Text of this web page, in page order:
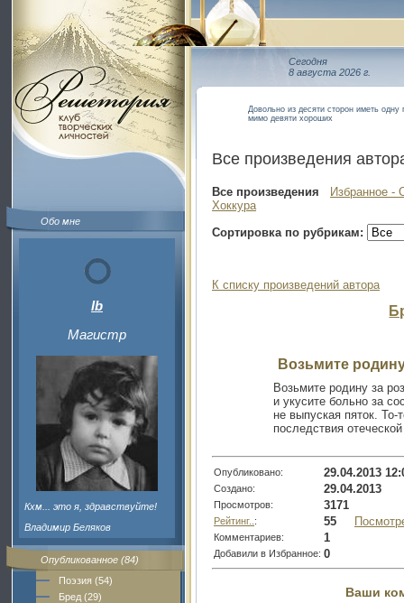
Обо мне
lb
Магистр
Кхм... это я, здравствуйте!
Владимир Беляков
Опубликованное (84)
Поэзия (54)
Бред (29)
Сегодня
8 августа 2026 г.
Довольно из десяти сторон иметь
мимо девяти хороших
Все произведения
Все произведения
Избранное -
Хоккура
Сортировка по рубрикам:
К списку произведений автора
Возьмите
Возьмите родину за
и укусите больно за
не выпуская пяток. То-
последствия
Опубликовано: 29.04.2013
Создано: 29.04.2013
Просмотров: 3171
Рейтинг.. : 55
Комментариев: 1
Добавили в Избранное: 0
Ваши